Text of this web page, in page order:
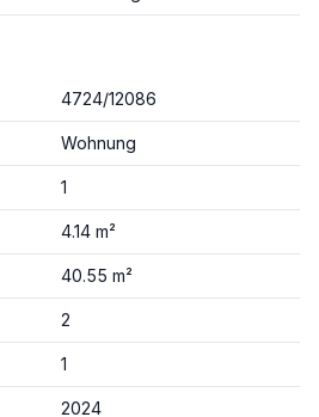
4724/12086
Wohnung
1
4.14 m²
40.55 m²
2
1
2024